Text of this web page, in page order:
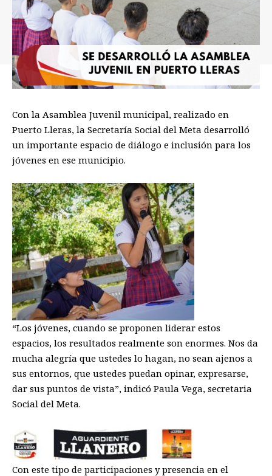
Con la Asamblea Juvenil municipal, realizado en
Puerto Lleras, la Secretaría Social del Meta desarrolló
un importante espacio de diálogo e inclusión para los
jóvenes en ese municipio.
“Los jóvenes, cuando se proponen liderar estos
espacios, los resultados realmente son enormes. Nos da
mucha alegría que ustedes lo hagan, no sean ajenos a
sus entornos, que ustedes puedan opinar, expresarse,
dar sus puntos de vista”, indicó Paula Vega, secretaria
Social del Meta.
Con este tipo de participaciones y presencia en el